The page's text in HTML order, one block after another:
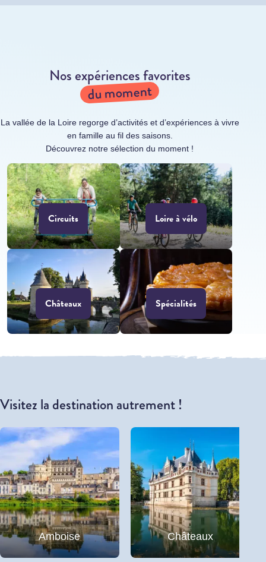
Nos expériences favorites
du moment
La vallée de la Loire regorge d’activités et d’expériences à vivre
en famille au fil des saisons.
Découvrez notre sélection du moment !
Circuits Loire à vélo
Châteaux Spécialités
Visitez la destination autrement !
Amboise Châteaux